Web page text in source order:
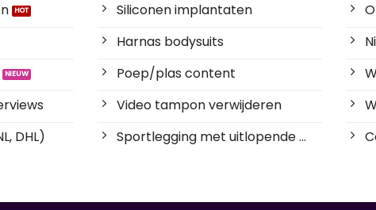
DHL)
Siliconen implantaten
Harnas bodysuits
Poep/plas content
Video tampon verwijderen
Sportlegging met uitlopende ...